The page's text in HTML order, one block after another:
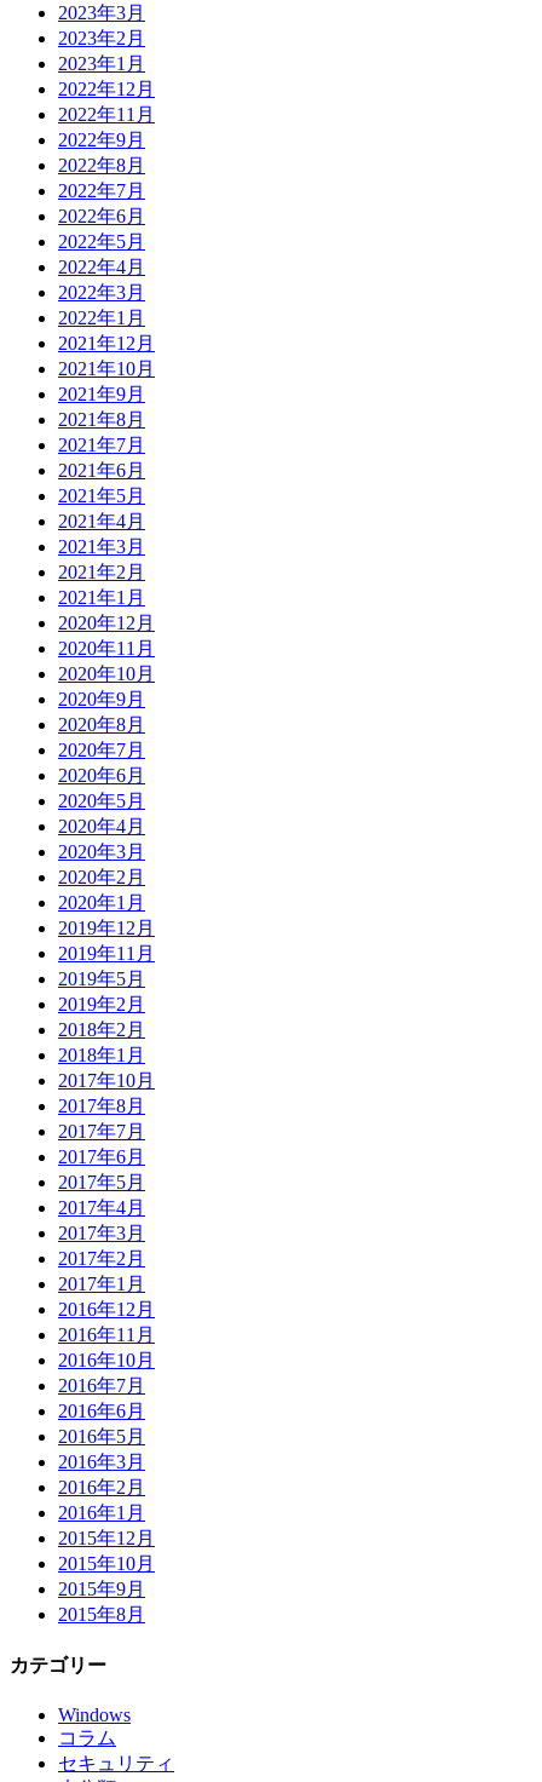
2023年3月
2023年2月
2023年1月
2022年12月
2022年11月
2022年9月
2022年8月
2022年7月
2022年6月
2022年5月
2022年4月
2022年3月
2022年1月
2021年12月
2021年10月
2021年9月
2021年8月
2021年7月
2021年6月
2021年5月
2021年4月
2021年3月
2021年2月
2021年1月
2020年12月
2020年11月
2020年10月
2020年9月
2020年8月
2020年7月
2020年6月
2020年5月
2020年4月
2020年3月
2020年2月
2020年1月
2019年12月
2019年11月
2019年5月
2019年2月
2018年2月
2018年1月
2017年10月
2017年8月
2017年7月
2017年6月
2017年5月
2017年4月
2017年3月
2017年2月
2017年1月
2016年12月
2016年11月
2016年10月
2016年7月
2016年6月
2016年5月
2016年3月
2016年2月
2016年1月
2015年12月
2015年10月
2015年9月
2015年8月
カテゴリー
Windows
コラム
セキュリティ